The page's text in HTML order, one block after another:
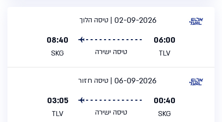
טיסה הלוך
02-09-2026
06:00
TLV טיסה ישירה
08:40
SKG
טיסה חזור
06-09-2026
00:40
SKG טיסה ישירה
03:05
TLV